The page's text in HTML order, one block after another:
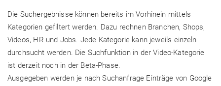
Die Suchergebnisse können bereits im Vorhinein mittels
Kategorien gefiltert werden. Dazu rechnen Branchen, Shops,
Videos, HR und Jobs. Jede Kategorie kann jeweils einzeln
durchsucht werden. Die Suchfunktion in der Video-Kategorie
ist derzeit noch in der Beta-Phase.
Ausgegeben werden je nach Suchanfrage Einträge von Google